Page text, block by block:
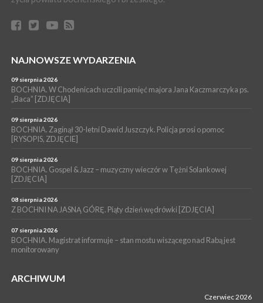
06 sierpnia 2026
06 sierpnia 2026
LIPNICA MUROWANA. Oddaj krew, pomóż potrzebującym!
06 sierpnia 2026
BOCHNIA. W niedzielę Muzyczna Altana, a w niej Orkiestra Dęta
Kopalni Soli Bochnia
NAJNOWSZE WYDARZENIA
09 sierpnia 2026
BOCHNIA. W Chodenicach uczcili pamięć majora Jana Kaczmarczyka ps.
„Baca” [ZDJĘCIA]
09 sierpnia 2026
BOCHNIA. Zaginął 30-letni Dawid Juszczyk. Policja prosi o pomoc
[RYSOPIS, ZDJĘCIE]
09 sierpnia 2026
BOCHNIA. Gospel & Jazz – muzyczny wieczór w Tężni Solankowej
[ZDJĘCIA]
08 sierpnia 2026
Z BOCHNI NA JASNĄ GÓRĘ. Piąty dzień wędrówki [ZDJĘCIA]
07 sierpnia 2026
BOCHNIA. Magistrat informuje – stan mostu wiszącego nad Rabą jest
monitorowany
ARCHIWUM
Czerwiec 2026